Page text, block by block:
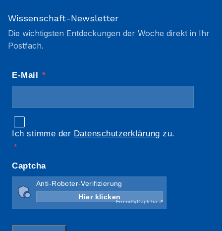
Wissenschaft-Newsletter
Die wichtigsten Entdeckungen der Woche direkt in Ihr
Postfach.